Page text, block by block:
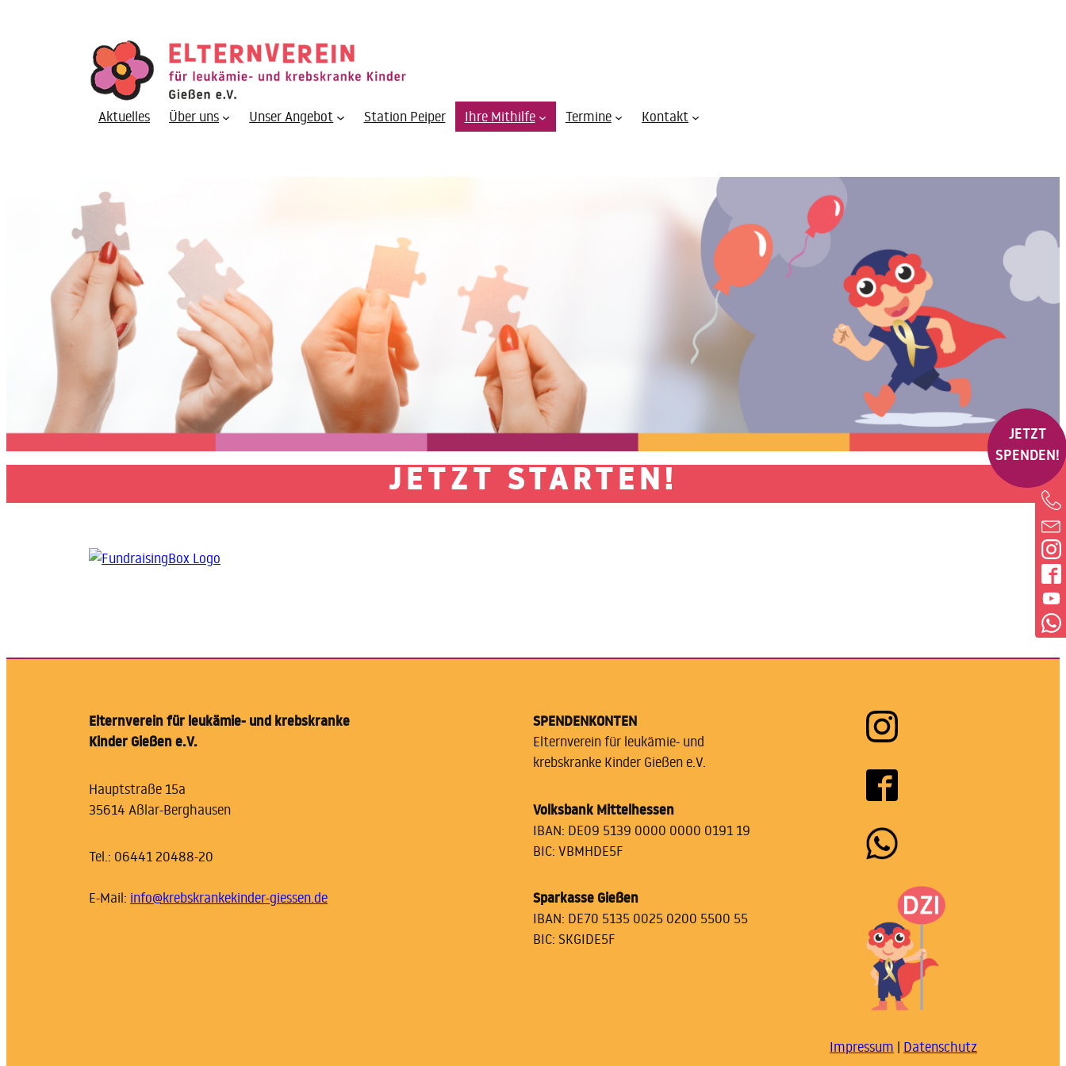
Aktuelles Über uns Unser Angebot Station Peiper Ihre Mithilfe Termine Kontakt
JETZT STARTEN!
Elternverein für leukämie- und krebskranke
Kinder Gießen e.V.
Hauptstraße 15a
35614 Aßlar-Berghausen
Tel.: 06441 20488-20
E-Mail: info@krebskrankekinder-giessen.de
SPENDENKONTEN
Elternverein für leukämie- und
krebskranke Kinder Gießen e.V.
Volksbank Mittelhessen
IBAN: DE09 5139 0000 0000 0191 19
BIC: VBMHDE5F
Sparkasse Gießen
IBAN: DE70 5135 0025 0200 5500 55
BIC: SKGIDE5F
Impressum | Datenschutz
JETZT
SPENDEN!